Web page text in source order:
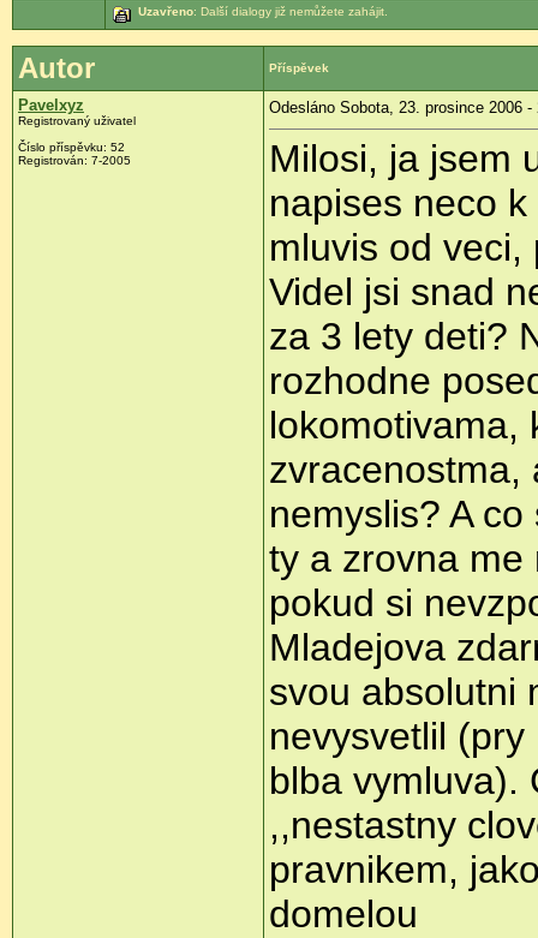
Uzavřeno: Další dialogy již nemůžete zahájit.
Autor Příspěvek
Pavelxyz
Registrovaný uživatel
Číslo příspěvku: 52
Registrován: 7-2005
Odesláno Sobota, 23. prosince 2006 -
Milosi, ja jsem
napises neco
mluvis od
Videl jsi snad
za 3 lety deti?
rozhodne
lokomotivama,
zvracenostma,
nemyslis? A
ty a zrovna me
pokud si
Mladejova
svou absolutni
nevysvetlil
blba vymluva).
,,nestastny
pravnikem,
domelou